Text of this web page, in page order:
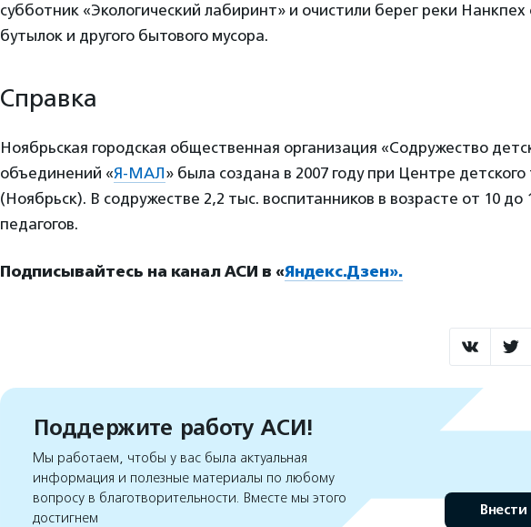
субботник «Экологический лабиринт» и очистили берег реки Нанкпех
бутылок и другого бытового мусора.
Справка
Ноябрьская городская общественная организация «Содружество
объединений «Я-МАЛ» была создана в 2007 году при Центре детского
(Ноябрьск). В содружестве 2,2 тыс. воспитанников в возрасте от 10 до
педагогов.
Подписывайтесь на канал АСИ в «Яндекс.Дзен».
Поддержите работу АСИ!
Мы работаем, чтобы у вас была актуальная
информация и полезные материалы по любому
вопросу в благотворительности. Вместе мы этого
достигнем
Внести